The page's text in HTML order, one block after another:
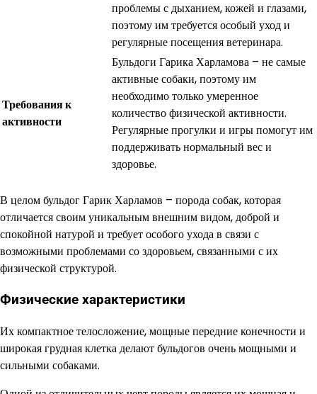
проблемы с дыханием, кожей и глазами,
поэтому им требуется особый уход и
регулярные посещения ветеринара.
Требования к
активности
Бульдоги Гарика Харламова – не самые
активные собаки, поэтому им
необходимо только умеренное
количество физической активности.
Регулярные прогулки и игры помогут им
поддерживать нормальный вес и
здоровье.
В целом бульдог Гарик Харламов – порода собак, которая
отличается своим уникальным внешним видом, доброй и
спокойной натурой и требует особого ухода в связи с
возможными проблемами со здоровьем, связанными с их
физической структурой.
Физические характеристики
Их компактное телосложение, мощные передние конечности и
широкая грудная клетка делают бульдогов очень мощными и
сильными собаками.